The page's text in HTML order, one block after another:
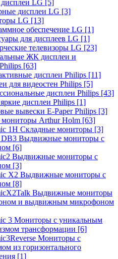
LG [5]
дисплеи LG [3]
LG [13]
обеспечение LG [1]
для дисплеев LG [1]
телевизоры LG [23]
ЖК дисплеи и
[63]
дисплеи Philips [11]
для видеостен Philips [5]
дисплеи Philips [43]
дисплеи Philips [1]
вывески E-Paper Philips [3]
Arthur Holm [63]
1Н Складные мониторы [3]
Выдвижные мониторы с
[6]
Выдвижные мониторы с
[3]
X2 Выдвижные мониторы с
[8]
Выдвижные мониторы
и выдвижным микрофоном
3 Мониторы с уникальным
трансформации [6]
Мониторы с
из горизонтального
[1]